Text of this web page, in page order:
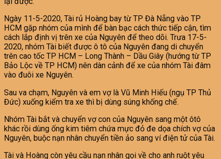
Ngày 11-5-2020, Tài rủ Hoàng bay từ TP Đà Nẵng vào TP
HCM gặp nhóm của mình để bàn bạc cách thức tiếp cận, tìm
cách lắp định vị trên xe của Nguyên để theo dõi. Trưa 17-5-
2020, nhóm Tài biết được ô tô của Nguyên đang di chuyển
trên cao tốc TP HCM – Long Thành – Dầu Giây (hướng từ TP
Bảo Lộc về TP HCM) nên dàn cảnh để xe của nhóm Tài đâm
vào đuôi xe Nguyên.
Sau va chạm, Nguyên và em vợ là Vũ Minh Hiếu (ngụ TP Thủ
Đức) xuống kiểm tra xe thì bị dùng súng khống chế.
Nhóm Tài bắt và chuyển vợ con của Nguyên sang một ôtô
khác rồi dùng ống kim tiêm chứa mực đỏ đe dọa chích vợ của
Nguyên, buộc nạn nhân chuyển tiền ảo sang ví điện tử của Tài.
Tài và Hoàng còn yêu cầu nạn nhân gọi về cho anh ruột yêu